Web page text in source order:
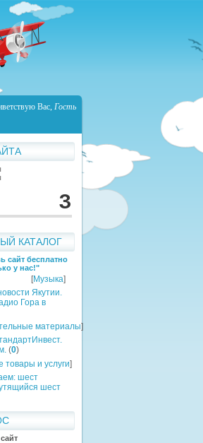
Вас, Гость
КАТАЛОГ
сайт бесплатно
у нас!"
[Музыка]
Якутии.
Гора в
материалы]
(0)
товары и услуги]
шест
шест